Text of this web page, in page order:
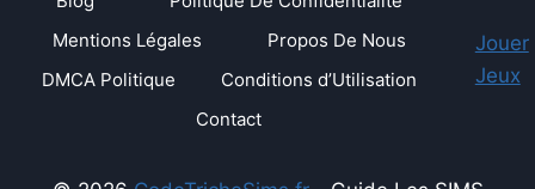
Mentions Légales
Propos De Nous
DMCA Politique
Conditions d’Utilisation
Contact
Jouer
Jeux